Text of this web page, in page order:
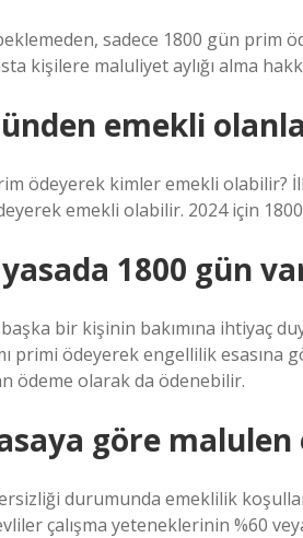
beklemeden, sadece 1800 gün
kişilere maluliyet aylığı alma
emekli
ödeyerek kimler emekli olabilir?
emekli olabilir. 2024 için 1800
1800 gün
bir kişinin bakımına ihtiyaç
primi ödeyerek engellilik
ödeme olarak da ödenebilir.
göre
durumunda emeklilik
çalışma yeteneklerinin %60